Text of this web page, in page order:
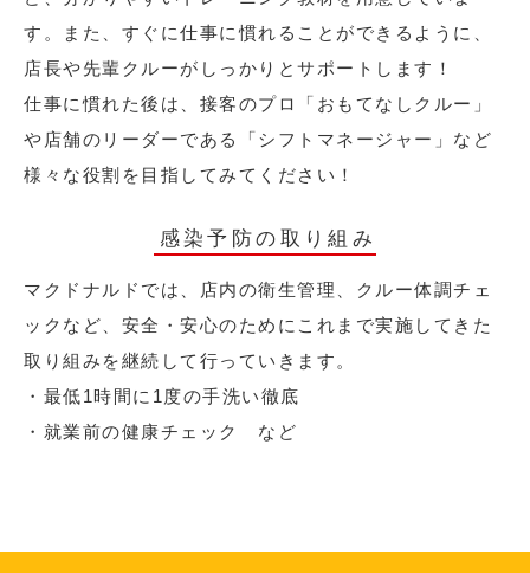
す。また、すぐに仕事に慣れることができるように、
店長や先輩クルーがしっかりとサポートします！
仕事に慣れた後は、接客のプロ「おもてなしクルー」
や店舗のリーダーである「シフトマネージャー」など
様々な役割を目指してみてください！
感染予防の取り組み
マクドナルドでは、店内の衛生管理、クルー体調チェ
ックなど、安全・安心のためにこれまで実施してきた
取り組みを継続して行っていきます。
・最低1時間に1度の手洗い徹底
・就業前の健康チェック など